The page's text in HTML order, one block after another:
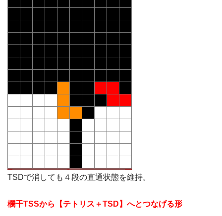
TSDで消しても４段の直通状態を維持。
欄干TSSから【テトリス＋TSD】へとつなげる形